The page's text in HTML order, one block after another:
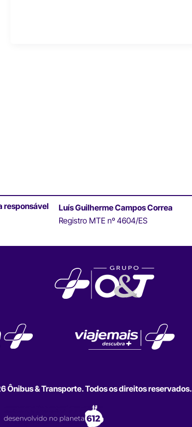
responsável
Luís Guilherme Campos Correa
Registro MTE nº 4604/ES
& Transporte. Todos os direitos reservados.